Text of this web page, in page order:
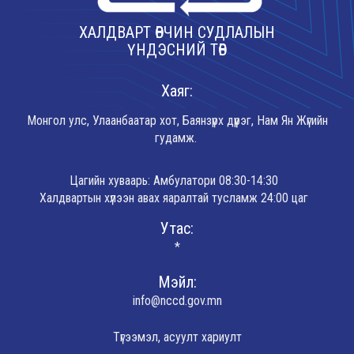
ХАЛДВАРТ ӨВЧИН СУДЛАЛЫН
ҮНДЭСНИЙ ТӨВ
Хаяг:
Монгол улс, Улаанбаатар хот, Баянзүрх дүүрэг, Нам Ян Жүгийн
гудамж.
Цагийн хуваарь: Амбулатори 08:30-14:30
Халдвартын хүлээн авах яаралтай тусламж 24:00 цаг
Утас:
*
Мэйл:
info@nccd.gov.mn
Түгээмэл, асуулт хариулт